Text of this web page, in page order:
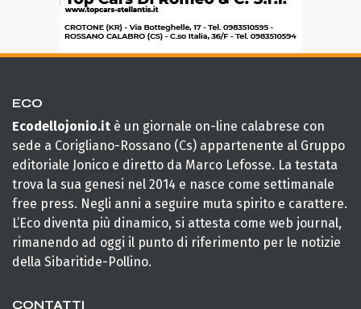
ECO
Ecodellojonio.it è un giornale on-line calabrese con
sede a Corigliano-Rossano (Cs) appartenente al Gruppo
editoriale Jonico e diretto da Marco Lefosse. La testata
trova la sua genesi nel 2014 e nasce come settimanale
free press. Negli anni a seguire muta spirito e carattere.
L’Eco diventa più dinamico, si attesta come web journal,
rimanendo ad oggi il punto di riferimento per le notizie
della Sibaritide-Pollino.
CONTATTI